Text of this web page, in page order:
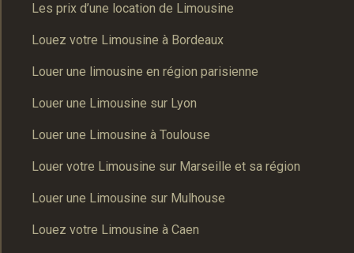
Les prix d’une location de Limousine
Louez votre Limousine à Bordeaux
Louer une limousine en région parisienne
Louer une Limousine sur Lyon
Louer une Limousine à Toulouse
Louer votre Limousine sur Marseille et sa région
Louer une Limousine sur Mulhouse
Louez votre Limousine à Caen